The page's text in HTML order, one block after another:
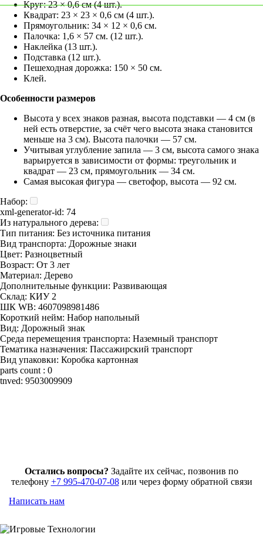
Круг: 23 × 0,6 см (4 шт.).
Квадрат: 23 × 23 × 0,6 см (4 шт.).
Прямоугольник: 34 × 12 × 0,6 см.
Палочка: 1,6 × 57 см. (12 шт.).
Наклейка (13 шт.).
Подставка (12 шт.).
Пешеходная дорожка: 150 × 50 см.
Клей.
Особенности размеров
Высота у всех знаков разная, высота подставки — 4 см (в
ней есть отверстие, за счёт чего высота знака становится
меньше на 3 см). Высота палочки — 57 см.
Учитывая углубление запила — 3 см, высота самого знака
варьируется в зависимости от формы: треугольник и
квадрат — 23 см, прямоугольник — 34 см.
Самая высокая фигура — светофор, высота — 92 см.
Набор:
xml-generator-id: 74
Из натурального дерева:
Тип питания: Без источника питания
Вид транспорта: Дорожные знаки
Цвет: Разноцветный
Возраст: От 3 лет
Материал: Дерево
Дополнительные функции: Развивающая
Склад: КИУ 2
ШК WB: 4607098981486
Короткий нейм: Набор напольный
Вид: Дорожный знак
Среда перемещения транспорта: Наземный транспорт
Тематика назначения: Пассажирский транспорт
Вид упаковки: Коробка картонная
parts count : 0
tnved: 9503009909
Остались вопросы? Задайте их сейчас, позвонив по
телефону +7 995-470-07-08или через форму обратной связи
Написать нам